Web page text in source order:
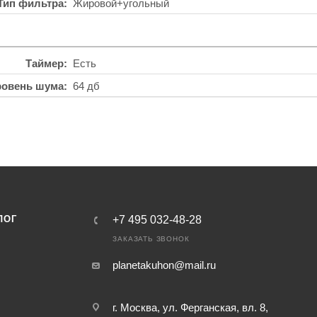
фильтра
Жировой+угольный
Таймер
Есть
шума
64 дб
+7 495 032-48-28
ЗАКАЗАТЬ ЗВОНОК
planetakuhon@mail.ru
г. Москва, ул. Ферганская, вл. 8,